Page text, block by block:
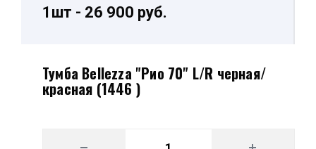
1шт - 26 900 руб.
Тумба Bellezza "Рио 70" L/R черная/
красная (1446 )